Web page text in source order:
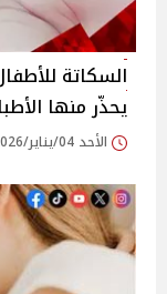
السكاتة
يحذّر منها
الأحد 04/يناير/2026 - 02:30 م